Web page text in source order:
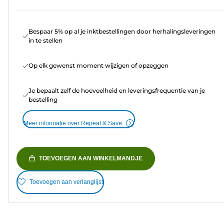
Bespaar 5% op al je inktbestellingen door herhalingsleveringen
in te stellen
Op elk gewenst moment wijzigen of opzeggen
Je bepaalt zelf de hoeveelheid en leveringsfrequentie van je
bestelling
Meer informatie over Repeat & Save
TOEVOEGEN AAN WINKELMANDJE
Toevoegen aan verlanglijst